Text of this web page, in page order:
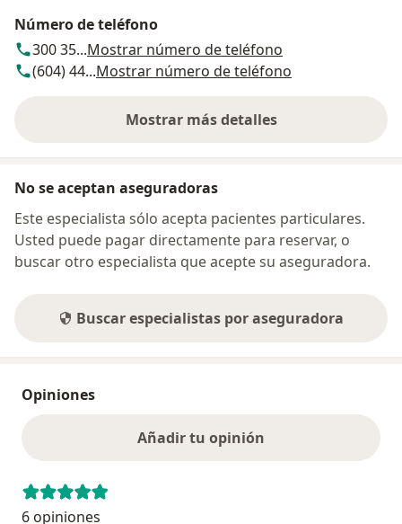
Número de teléfono
300 35...Mostrar número de teléfono
(604) 44...Mostrar número de teléfono
Mostrar más detalles
sobre la dirección
No se aceptan aseguradoras
Este especialista sólo acepta pacientes particulares.
Usted puede pagar directamente para reservar, o
buscar otro especialista que acepte su aseguradora.
Buscar especialistas por aseguradora
Opiniones
Añadir tu opinión
6 opiniones